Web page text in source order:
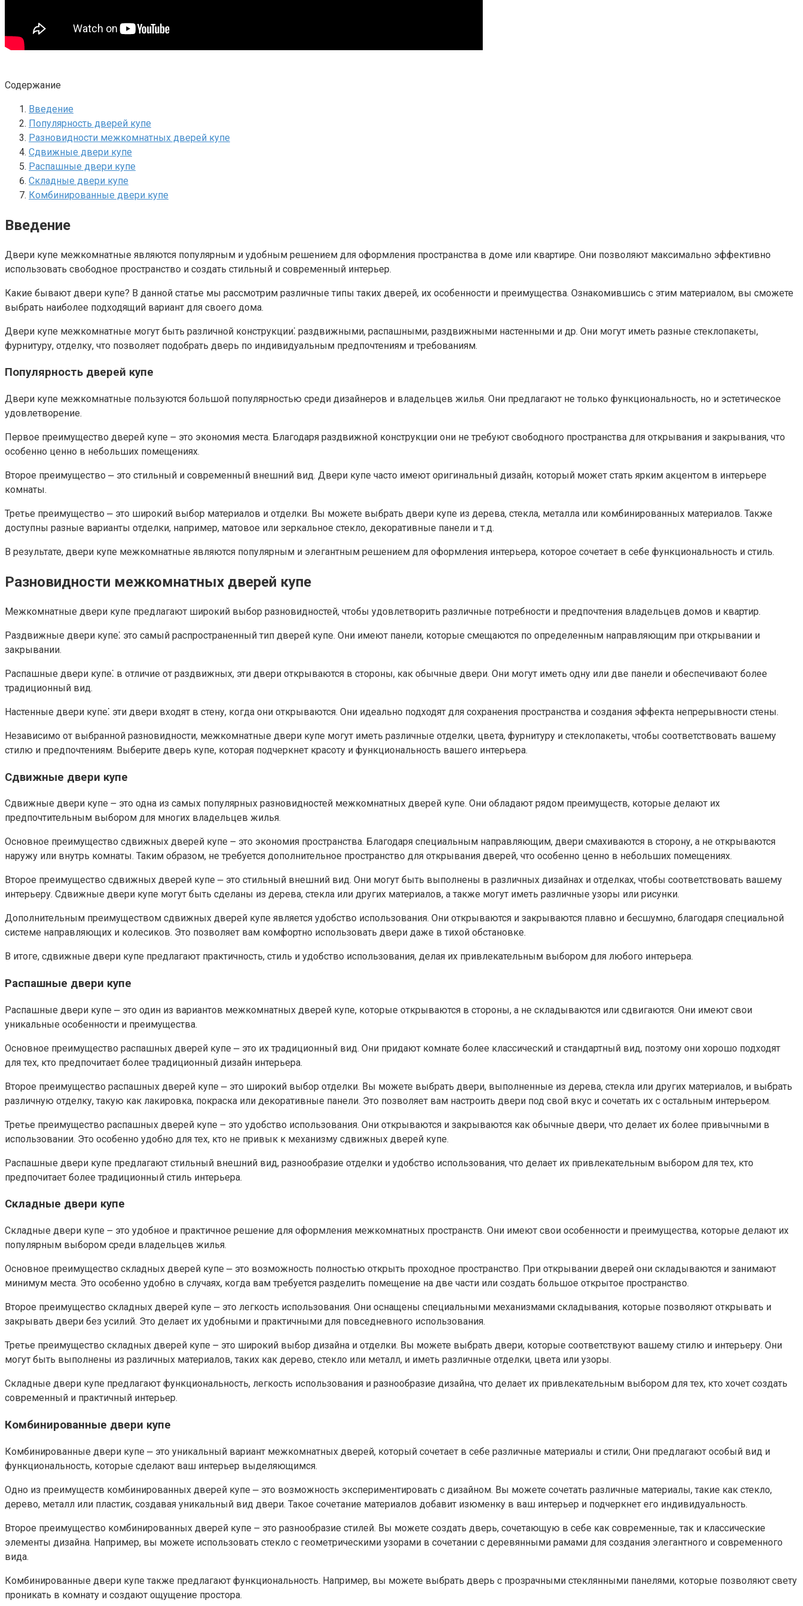
Содержание
Введение
Популярность дверей купе
Разновидности межкомнатных дверей купе
Сдвижные двери купе
Распашные двери купе
Складные двери купе
Комбинированные двери купе
Введение
Двери купе межкомнатные являются популярным и удобным решением для оформления пространства в доме или квартире.​ Они позволяют максимально эффективно
использовать свободное пространство и создать стильный и современный интерьер.​
Какие бывают двери купе?​ В данной статье мы рассмотрим различные типы таких дверей, их особенности и преимущества. Ознакомившись с этим материалом, вы сможете
выбрать наиболее подходящий вариант для своего дома.​
Двери купе межкомнатные могут быть различной конструкции⁚ раздвижными, распашными, раздвижными настенными и др.​ Они могут иметь разные стеклопакеты,
фурнитуру, отделку, что позволяет подобрать дверь по индивидуальным предпочтениям и требованиям.​
Популярность дверей купе
Двери купе межкомнатные пользуются большой популярностью среди дизайнеров и владельцев жилья.​ Они предлагают не только функциональность, но и эстетическое
удовлетворение.​
Первое преимущество дверей купе ౼ это экономия места. Благодаря раздвижной конструкции они не требуют свободного пространства для открывания и закрывания, что
особенно ценно в небольших помещениях.​
Второе преимущество ⎼ это стильный и современный внешний вид.​ Двери купе часто имеют оригинальный дизайн, который может стать ярким акцентом в интерьере
комнаты.
Третье преимущество ⎼ это широкий выбор материалов и отделки. Вы можете выбрать двери купе из дерева, стекла, металла или комбинированных материалов.​ Также
доступны разные варианты отделки, например, матовое или зеркальное стекло, декоративные панели и т.​д.
В результате, двери купе межкомнатные являются популярным и элегантным решением для оформления интерьера, которое сочетает в себе функциональность и стиль.​
Разновидности межкомнатных дверей купе
Межкомнатные двери купе предлагают широкий выбор разновидностей, чтобы удовлетворить различные потребности и предпочтения владельцев домов и квартир.
Раздвижные двери купе⁚ это самый распространенный тип дверей купе.​ Они имеют панели, которые смещаются по определенным направляющим при открывании и
закрывании.
Распашные двери купе⁚ в отличие от раздвижных, эти двери открываются в стороны, как обычные двери. Они могут иметь одну или две панели и обеспечивают более
традиционный вид.​
Настенные двери купе⁚ эти двери входят в стену, когда они открываются. Они идеально подходят для сохранения пространства и создания эффекта непрерывности стены.
Независимо от выбранной разновидности, межкомнатные двери купе могут иметь различные отделки, цвета, фурнитуру и стеклопакеты, чтобы соответствовать вашему
стилю и предпочтениям.​ Выберите дверь купе, которая подчеркнет красоту и функциональность вашего интерьера.
Сдвижные двери купе
Сдвижные двери купе ౼ это одна из самых популярных разновидностей межкомнатных дверей купе. Они обладают рядом преимуществ, которые делают их
предпочтительным выбором для многих владельцев жилья.​
Основное преимущество сдвижных дверей купе ౼ это экономия пространства.​ Благодаря специальным направляющим, двери смахиваются в сторону, а не открываются
наружу или внутрь комнаты.​ Таким образом, не требуется дополнительное пространство для открывания дверей, что особенно ценно в небольших помещениях.​
Второе преимущество сдвижных дверей купе ⎼ это стильный внешний вид.​ Они могут быть выполнены в различных дизайнах и отделках, чтобы соответствовать вашему
интерьеру.​ Сдвижные двери купе могут быть сделаны из дерева, стекла или других материалов, а также могут иметь различные узоры или рисунки.
Дополнительным преимуществом сдвижных дверей купе является удобство использования.​ Они открываются и закрываются плавно и бесшумно, благодаря специальной
системе направляющих и колесиков.​ Это позволяет вам комфортно использовать двери даже в тихой обстановке.
В итоге, сдвижные двери купе предлагают практичность, стиль и удобство использования, делая их привлекательным выбором для любого интерьера.​
Распашные двери купе
Распашные двери купе ⎼ это один из вариантов межкомнатных дверей купе, которые открываются в стороны, а не складываются или сдвигаются.​ Они имеют свои
уникальные особенности и преимущества.​
Основное преимущество распашных дверей купе ⎼ это их традиционный вид.​ Они придают комнате более классический и стандартный вид, поэтому они хорошо подходят
для тех, кто предпочитает более традиционный дизайн интерьера.​
Второе преимущество распашных дверей купе ⎼ это широкий выбор отделки. Вы можете выбрать двери, выполненные из дерева, стекла или других материалов, и выбрать
различную отделку, такую как лакировка, покраска или декоративные панели.​ Это позволяет вам настроить двери под свой вкус и сочетать их с остальным интерьером.​
Третье преимущество распашных дверей купе ౼ это удобство использования. Они открываются и закрываются как обычные двери, что делает их более привычными в
использовании.​ Это особенно удобно для тех, кто не привык к механизму сдвижных дверей купе.​
Распашные двери купе предлагают стильный внешний вид, разнообразие отделки и удобство использования, что делает их привлекательным выбором для тех, кто
предпочитает более традиционный стиль интерьера.​
Складные двери купе
Складные двери купе ౼ это удобное и практичное решение для оформления межкомнатных пространств.​ Они имеют свои особенности и преимущества, которые делают их
популярным выбором среди владельцев жилья.
Основное преимущество складных дверей купе ⎼ это возможность полностью открыть проходное пространство.​ При открывании дверей они складываются и занимают
минимум места. Это особенно удобно в случаях, когда вам требуется разделить помещение на две части или создать большое открытое пространство.​
Второе преимущество складных дверей купе ⎼ это легкость использования.​ Они оснащены специальными механизмами складывания, которые позволяют открывать и
закрывать двери без усилий. Это делает их удобными и практичными для повседневного использования.​
Третье преимущество складных дверей купе ౼ это широкий выбор дизайна и отделки.​ Вы можете выбрать двери, которые соответствуют вашему стилю и интерьеру.​ Они
могут быть выполнены из различных материалов, таких как дерево, стекло или металл, и иметь различные отделки, цвета или узоры.​
Складные двери купе предлагают функциональность, легкость использования и разнообразие дизайна, что делает их привлекательным выбором для тех, кто хочет создать
современный и практичный интерьер.​
Комбинированные двери купе
Комбинированные двери купе ⎼ это уникальный вариант межкомнатных дверей, который сочетает в себе различные материалы и стили; Они предлагают особый вид и
функциональность, которые сделают ваш интерьер выделяющимся.​
Одно из преимуществ комбинированных дверей купе ⎼ это возможность экспериментировать с дизайном.​ Вы можете сочетать различные материалы, такие как стекло,
дерево, металл или пластик, создавая уникальный вид двери.​ Такое сочетание материалов добавит изюменку в ваш интерьер и подчеркнет его индивидуальность.​
Второе преимущество комбинированных дверей купе ౼ это разнообразие стилей. Вы можете создать дверь, сочетающую в себе как современные, так и классические
элементы дизайна.​ Например, вы можете использовать стекло с геометрическими узорами в сочетании с деревянными рамами для создания элегантного и современного
вида.​
Комбинированные двери купе также предлагают функциональность.​ Например, вы можете выбрать дверь с прозрачными стеклянными панелями, которые позволяют свету
проникать в комнату и создают ощущение простора.​